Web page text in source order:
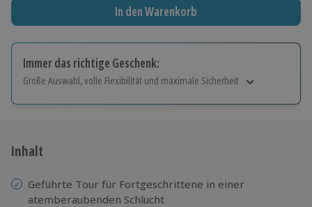
In den Warenkorb
Immer das richtige Geschenk:
Große Auswahl, volle Flexibilität und maximale Sicherheit
Jeder Gutschein für alle Erlebnisse einlösbar.
Inhalt
Geführte Tour für Fortgeschrittene in einer
atemberaubenden Schlucht